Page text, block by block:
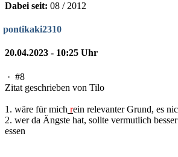
Dabei seit: 08 / 2012
pontikaki2310
20.04.2023 - 10:25 Uhr
· #8
Zitat geschrieben von Tilo
1. wäre für mich rein relevanter Grund, es
2. wer da Ängste hat, sollte vermutlich
essen